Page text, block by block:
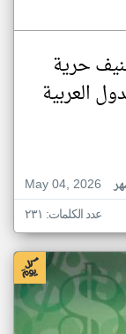
حرية
العربية
May 04, 2026
عدد الكلمات: ٢٣١